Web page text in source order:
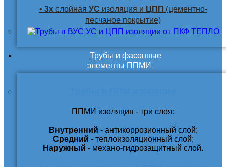
• 3хслойная УС изоляция и ЦПП (цементно-
песчаное покрытие)
Трубы и фасонные
элементы ППМИ
ППМИ изоляция - три слоя:
Внутренний - антикоррозионный слой;
Средний - теплоизоляционный слой;
Наружный - механо-гидрозащитный слой.